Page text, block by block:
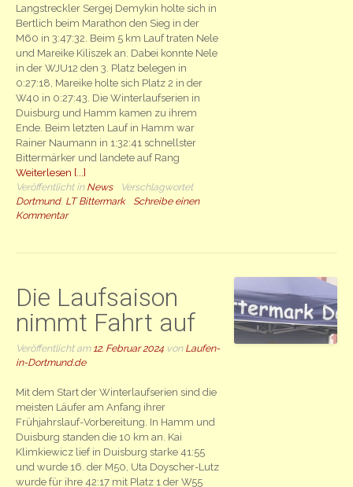
Langstreckler Sergej Demykin holte sich in
Bertlich beim Marathon den Sieg in der
M60 in 3:47:32. Beim 5 km Lauf traten Nele
und Mareike Kiliszek an. Dabei konnte Nele
in der WJU12 den 3. Platz belegen in
0:27:18, Mareike holte sich Platz 2 in der
W40 in 0:27:43. Die Winterlaufserien in
Duisburg und Hamm kamen zu ihrem
Ende. Beim letzten Lauf in Hamm war
Rainer Naumann in 1:32:41 schnellster
Bittermärker und landete auf Rang
Weiterlesen [...]
Veröffentlicht in News
Verschlagwortet
Dortmund, LT Bittermark
Schreibe einen
Kommentar
Die Laufsaison
nimmt Fahrt auf
Veröffentlicht am 12. Februar 2024 von Laufen-
in-Dortmund.de
Mit dem Start der Winterlaufserien sind die
meisten Läufer am Anfang ihrer
Frühjahrslauf-Vorbereitung. In Hamm und
Duisburg standen die 10 km an. Kai
Klimkiewicz lief in Duisburg starke 41:55
und wurde 16. der M50, Uta Doyscher-Lutz
wurde für ihre 42:17 mit Platz 1 der W55